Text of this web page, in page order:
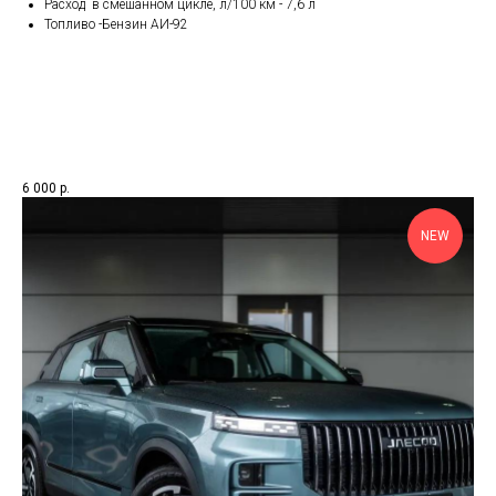
Расход в смешанном цикле, л/100 км - 7,6 л
Топливо -Бензин АИ-92
6 000 р.
NEW